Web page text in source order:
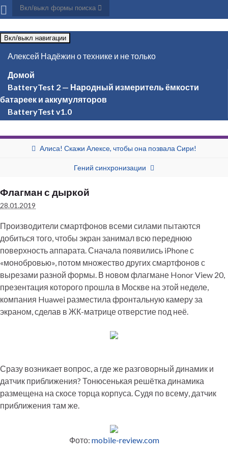
Вкл/выкл формы поиска
Вкл/выкл навигации
Алексей Надёжин о технике и не только
Домой
BatteryTest 2 — Народный измеритель ёмкости
батареек и аккумуляторов
BatteryTest v1.0
Алиса! Скажи Алексе, чтобы она позвала Сири!
Гений синхронизации
Флагман с дыркой
28.01.2019
Производители смартфонов всеми силами пытаются
добиться того, чтобы экран занимал всю переднюю
поверхность аппарата. Сначала появились iPhone с
«монобровью», потом множество других смартфонов с
вырезами разной формы. В новом флагмане Honor View 20,
презентация которого прошла в Москве на этой неделе,
компания Huawei разместила фронтальную камеру за
экраном, сделав в ЖК-матрице отверстие под неё.
Сразу возникает вопрос, а где же разговорный динамик и
датчик приближения? Тонюсенькая решётка динамика
размещена на скосе торца корпуса. Судя по всему, датчик
приближения там же.
Фото: mobile-review.com